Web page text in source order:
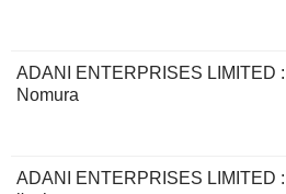
ADANI ENTERPRISES LIMITED
Nomura
ADANI ENTERPRISES LIMITED